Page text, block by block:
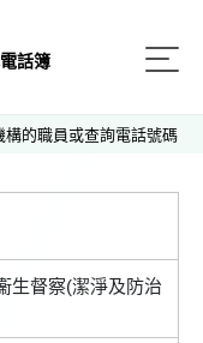
話簿
的職員或查詢電話號碼
生督察(潔淨及防治